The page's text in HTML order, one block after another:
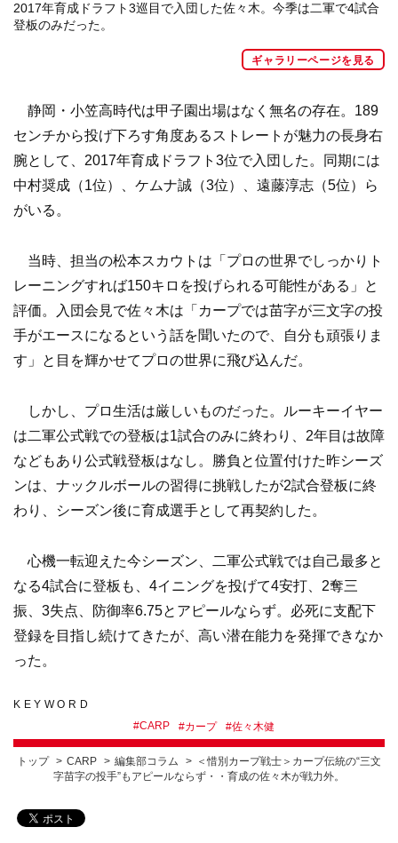
2017年育成ドラフト3巡目で入団した佐々木。今季は二軍で4試合
登板のみだった。
ギャラリーページを見る
静岡・小笠高時代は甲子園出場はなく無名の存在。189
センチから投げ下ろす角度あるストレートが魅力の長身右
腕として、2017年育成ドラフト3位で入団した。同期には
中村奨成（1位）、ケムナ誠（3位）、遠藤淳志（5位）ら
がいる。
当時、担当の松本スカウトは「プロの世界でしっかりト
レーニングすれば150キロを投げられる可能性がある」と
評価。入団会見で佐々木は「カープでは苗字が三文字の投
手がエースになるという話を聞いたので、自分も頑張りま
す」と目を輝かせてプロの世界に飛び込んだ。
しかし、プロ生活は厳しいものだった。ルーキーイヤー
は二軍公式戦での登板は1試合のみに終わり、2年目は故障
などもあり公式戦登板はなし。勝負と位置付けた昨シーズ
ンは、ナックルボールの習得に挑戦したが2試合登板に終
わり、シーズン後に育成選手として再契約した。
心機一転迎えた今シーズン、二軍公式戦では自己最多と
なる4試合に登板も、4イニングを投げて4安打、2奪三
振、3失点、防御率6.75とアピールならず。必死に支配下
登録を目指し続けてきたが、高い潜在能力を発揮できなか
った。
KEYWORD
#CARP #カープ #佐々木健
トップ CARP 編集部コラム
＜惜別カープ戦士＞カープ伝統の“三文
字苗字の投手”もアピールならず・・育成の佐々木が戦力外。